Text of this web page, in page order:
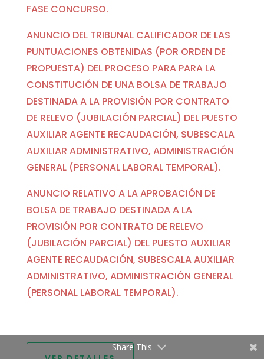
FASE CONCURSO.
ANUNCIO DEL TRIBUNAL CALIFICADOR DE LAS
PUNTUACIONES OBTENIDAS (POR ORDEN DE
PROPUESTA) DEL PROCESO PARA PARA LA
CONSTITUCIÓN DE UNA BOLSA DE TRABAJO
DESTINADA A LA PROVISIÓN POR CONTRATO
DE RELEVO (JUBILACIÓN PARCIAL) DEL PUESTO
AUXILIAR AGENTE RECAUDACIÓN, SUBESCALA
AUXILIAR ADMINISTRATIVO, ADMINISTRACIÓN
GENERAL (PERSONAL LABORAL TEMPORAL).
ANUNCIO RELATIVO A LA APROBACIÓN DE
BOLSA DE TRABAJO DESTINADA A LA
PROVISIÓN POR CONTRATO DE RELEVO
(JUBILACIÓN PARCIAL) DEL PUESTO AUXILIAR
AGENTE RECAUDACIÓN, SUBESCALA AUXILIAR
ADMINISTRATIVO, ADMINISTRACIÓN GENERAL
(PERSONAL LABORAL TEMPORAL).
Share This